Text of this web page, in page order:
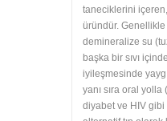
taneciklerini
üründür. Genellikle
demineralize su
başka bir sıvı
iyileşmesinde
yanı sıra oral yolla
diyabet ve HIV gibi